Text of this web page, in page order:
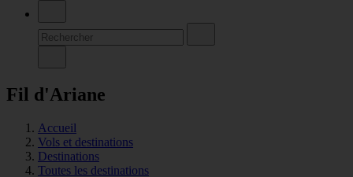
Fil d'Ariane
Accueil
Vols et destinations
Destinations
Toutes les destinations